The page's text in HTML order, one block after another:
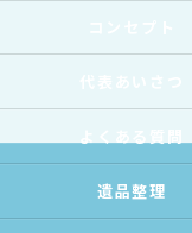
遺品整理